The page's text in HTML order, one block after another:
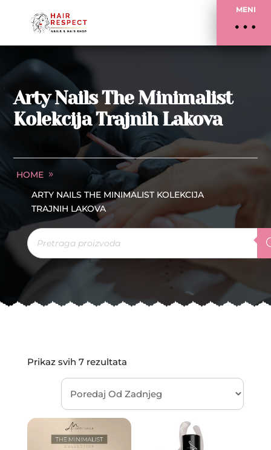
MENI
Arty Nails The Minimalist
Kolekcija Trajnih Lakova
HOME
ARTY NAILS THE MINIMALIST KOLEKCIJA
TRAJNIH LAKOVA
Products
search
Prikaz svih 7 rezultataSorted
latest